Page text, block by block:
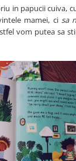
in papucii cuiva,
mamei, ci sa
vom putea sa